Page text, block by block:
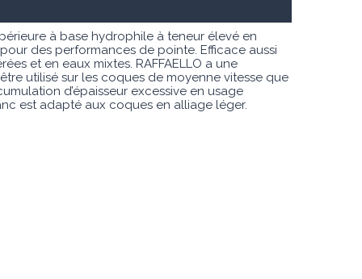
à base hydrophile à teneur élevé en
des performances de pointe. Efficace aussi
et en eaux mixtes. RAFFAELLO a une
utilisé sur les coques de moyenne vitesse que
d’épaisseur excessive en usage
est adapté aux coques en alliage léger.